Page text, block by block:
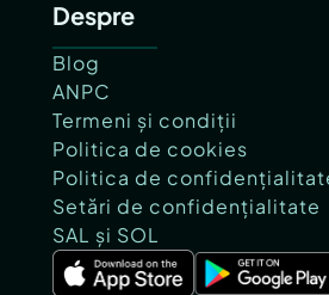
Despre
Blog
ANPC
Termeni și condiții
Politica de cookies
Politica de
Setări de confidențialitate
SAL și SOL